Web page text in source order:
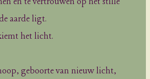
aarde ligt.
het licht.
geboorte van nieuw licht,